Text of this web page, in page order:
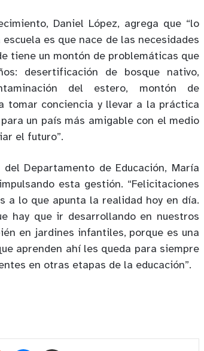
Daniel López, agrega que “lo
es que nace de las necesidades
tiene un montón de problemáticas que
desertificación de bosque nativo,
del estero, montón de
tomar conciencia y llevar a la práctica
un país más amigable con el medio
el futuro”.
Departamento de Educación, María
esta gestión. “Felicitaciones
a lo que apunta la realidad hoy en día.
hay que ir desarrollando en nuestros
en jardines infantiles, porque es una
aprenden ahí les queda para siempre
en otras etapas de la educación”.